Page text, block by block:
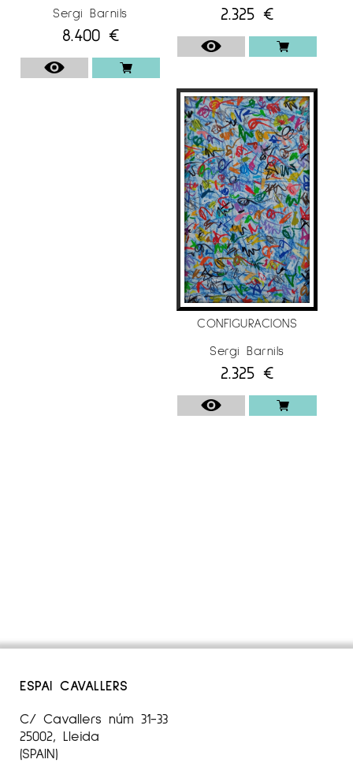
Sergi Barnils
8.400 €
2.325 €
CONFIGURACIONS
Sergi Barnils
2.325 €
ESPAI CAVALLERS
C/ Cavallers núm 31-33
25002, Lleida
(SPAIN)